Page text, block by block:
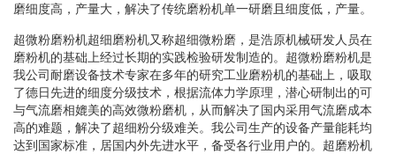
磨细度高，产量大，解决了传统磨粉机单一研磨且细度低，产量。
超微粉磨粉机超细磨粉机又称超细微粉磨，是浩原机械研发人员在
磨粉机的基础上经过长期的实践检验研发制造的。超微粉磨粉机是
我公司耐磨设备技术专家在多年的研究工业磨粉机的基础上，吸取
了德日先进的细度分级技术，根据流体力学原理，潜心研制出的可
与气流磨相媲美的高效微粉磨机，从而解决了国内采用气流磨成本
高的难题，解决了超细粉分级难关。我公司生产的设备产量能耗均
达到国家标准，居国内外先进水平，备受各行业用户的。超磨粉机